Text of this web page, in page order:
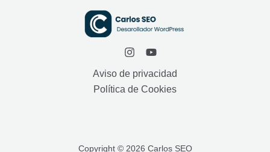
Aviso de privacidad
Política de Cookies
Copyright © 2026 Carlos SEO